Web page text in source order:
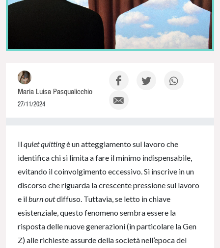
Maria Luisa Pasqualicchio
27/11/2024
Ilquiet quittingè un atteggiamento sul lavoro che
identifica chi si limita a fare il minimo indispensabile,
evitando il coinvolgimento eccessivo. Si inscrive in un
discorso che riguarda la crescente pressione sul lavoro
e il burn outdiffuso. Tuttavia, se letto in chiave
esistenziale, questo fenomeno sembra essere la
risposta delle nuove generazioni (in particolare la Gen
Z) alle richieste assurde della società nell’epoca del